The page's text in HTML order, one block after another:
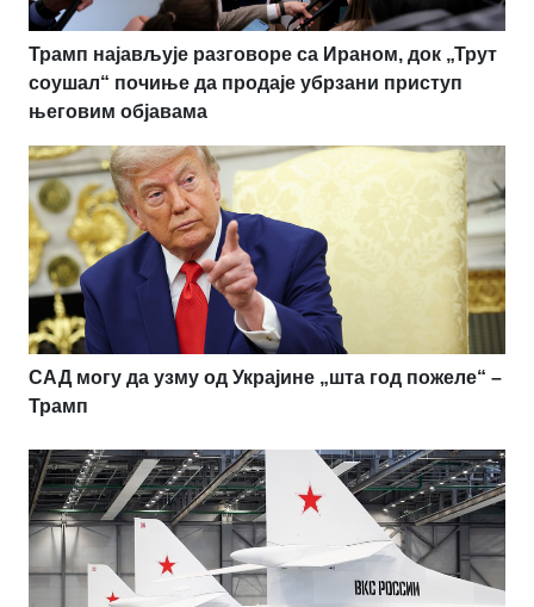
Трамп најављује разговоре са Ираном, док „Трут
соушал“ почиње да продаје убрзани приступ
његовим објавама
САД могу да узму од Украјине „шта год пожеле“ –
Трамп